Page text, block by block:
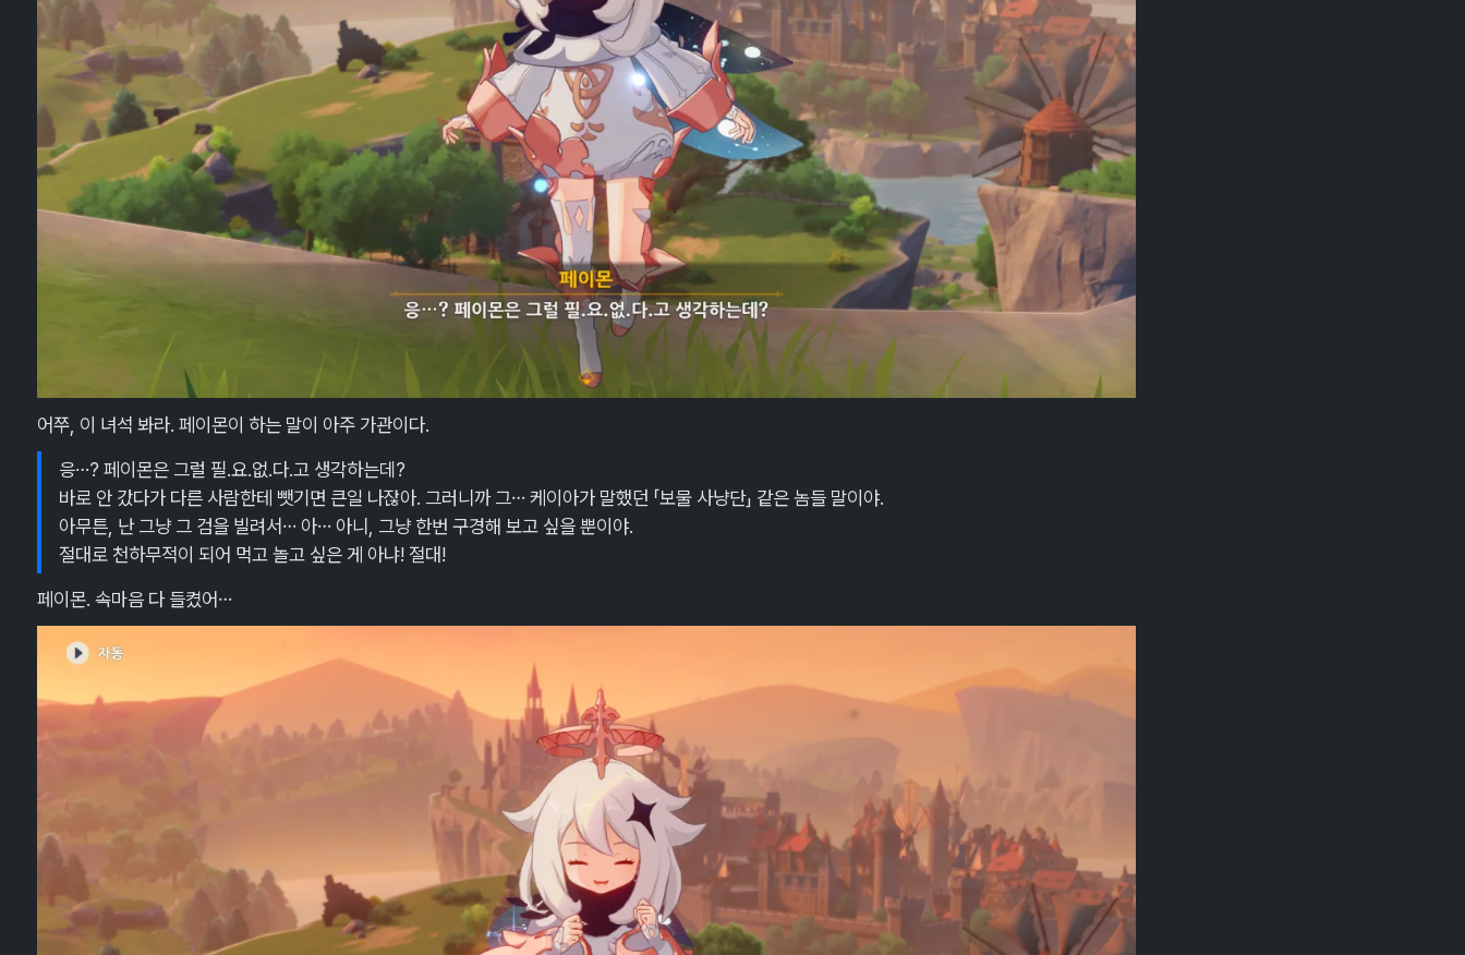
어쭈, 이 녀석 봐라. 페이몬이 하는 말이 아주 가관이다.
응…? 페이몬은 그럴 필.요.없.다.고 생각하는데?
바로 안 갔다가 다른 사람한테 뺏기면 큰일 나잖아. 그러니까 그… 케이아가 말했던 「보물 사냥단」 같은 놈들 말이야.
아무튼, 난 그냥 그 검을 빌려서… 아… 아니, 그냥 한번 구경해 보고 싶을 뿐이야.
절대로 천하무적이 되어 먹고 놀고 싶은 게 아냐! 절대!
페이몬. 속마음 다 들켰어…